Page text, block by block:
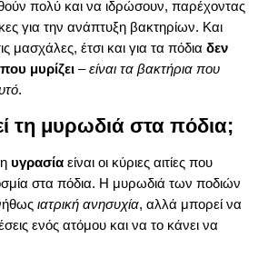
πολύ και να ιδρώσουν, παρέχοντας
για την ανάπτυξη βακτηρίων. Και
μασχάλες, έτσι και για τα πόδιαδεν
μυρίζει –είναι τα βακτήρια που
.
τη μυρωδιά στα πόδια;
υγρασία είναι οι κύριες αιτίες που
στα πόδια. Η μυρωδιά των ποδιών
ιατρική ανησυχία, αλλά μπορεί να
ενός ατόμου και να το κάνει να